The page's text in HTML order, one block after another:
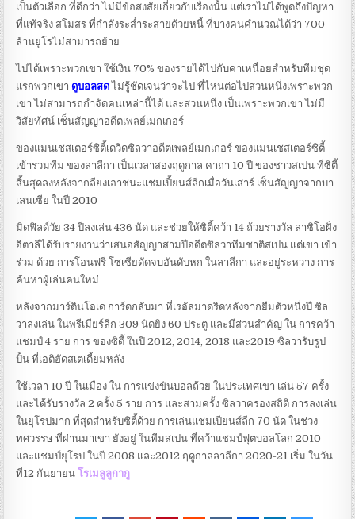
เป็นตัวเลือก ที่ดีกว่า ไม่มีข้อสงสัยเกี่ยวกับเรื่องนั้น แต่เราไม่ได้พูดถึงปัญหา
ที่แท้จริง สโมสร ที่กำลังระส่ำระสายด้วยหนี้ ที่บางคนคำนวณได้ว่า 700
ล้านยูโรไม่สามารถย้าย
ไปได้เพราะพวกเขา ใช้เงิน 70% ของรายได้ไปกับค่าเหนื่อยสำหรับทีมชุด
แรกพวกเขา ดูบอลสดไม่รู้ชัดเจนว่าจะไป ที่ไหนต่อไปส่วนหนึ่งเพราะพวก
เขา ไม่สามารถกำจัดคนเหล่านี้ได้ และส่วนหนึ่ง เป็นเพราะพวกเขา ไม่มี
วิสัยทัศน์ เซ็นสัญญาอดีตเพลย์เมกเกอร์
ของแมนเชสเตอร์ซิตี้เดวิดซิลวาอดีตเพลย์เมกเกอร์ ของแมนเชสเตอร์ซิตี้
เข้าร่วมทีม ของลาลีกา เป็นเวลาสองฤดูกาล คาถา 10 ปี ของชาวสเปน ที่ซิตี้
สิ้นสุดลงหลังจากลียงเอาชนะแชมเปี้ยนส์ลีกเมื่อวันเสาร์ เซ็นสัญญาจากบา
เลนเซีย ในปี 2010
มิดฟิลด์วัย 34 ปีลงเล่น 436 นัด และช่วยให้ซิตี้คว้า 14 ถ้วยรางวัล ลาซิโอฝั่ง
อิตาลีได้รับรายงานว่าเสนอสัญญาสามปีอดีตซิลวาทีมชาติสเปน แต่เขา เข้า
ร่วม ด้วย การโอนฟรี โซเซียดัดจบอันดับหก ในลาลีกา และอยู่ระหว่าง การ
ค้นหาผู้เล่นคนใหม่
หลังจากมาร์ตินโอเด การ์ดกลับมา ที่เรอัลมาดริดหลังจากยืมตัวหนึ่งปี ซิล
วาลงเล่น ในพรีเมียร์ลีก 309 นัดยิง 60 ประตู และมีส่วนสำคัญ ใน การคว้า
แชมป์ 4 ราย การ ของซิตี้ ในปี 2012, 2014, 2018 และ2019 ซิลวารับรูป
ปั้น ที่เอติฮัดสเตเดี้ยมหลัง
ใช้เวลา 10 ปี ในเมือง ใน การแข่งขันบอลถ้วย ในประเทศเขา เล่น 57 ครั้ง
และได้รับรางวัล 2 ครั้ง 5 ราย การ และสามครั้ง ซิลวาครองสถิติ การลงเล่น
ในยุโรปมาก ที่สุดสำหรับซิตี้ด้วย การเล่นแชมเปียนส์ลีก 70 นัด ในช่วง
ทศวรรษ ที่ผ่านมาเขา ยังอยู่ ในทีมสเปน ที่คว้าแชมป์ฟุตบอลโลก 2010
และแชมป์ยุโรป ในปี 2008 และ2012 ฤดูกาลลาลีกา 2020-21 เริ่ม ในวัน
ที่12 กันยายนโรเมลูลูกากู